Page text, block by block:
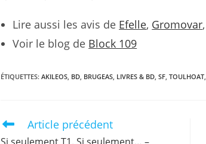
Lire aussi les avis de Efelle, Gromovar,
Voir le blog de Block 109
ÉTIQUETTES:AKILEOS, BD, BRUGEAS, LIVRES & BD, SF, TOULHOAT,
Article précédent